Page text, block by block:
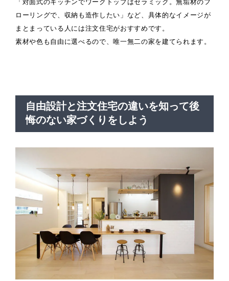
「対面式のキッチンでワークトップはセラミック。無垢材のフ
ローリングで、収納も造作したい」など、具体的なイメージが
まとまっている人には注文住宅がおすすめです。
素材や色も自由に選べるので、唯一無二の家を建てられます。
自由設計と注文住宅の違いを知って後
悔のない家づくりをしよう